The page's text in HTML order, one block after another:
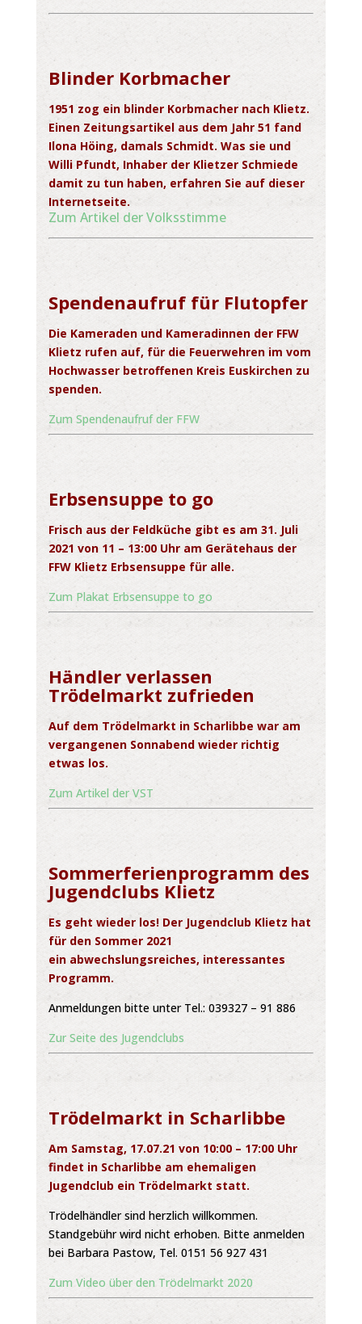
Blinder Korbmacher
1951 zog ein blinder Korbmacher nach Klietz.
Einen Zeitungsartikel aus dem Jahr 51 fand
Ilona Höing, damals Schmidt. Was sie und
Willi Pfundt, Inhaber der Klietzer Schmiede
damit zu tun haben, erfahren Sie auf dieser
Internetseite.
Zum Artikel der Volksstimme
Spendenaufruf für Flutopfer
Die Kameraden und Kameradinnen der FFW
Klietz rufen auf, für die Feuerwehren im vom
Hochwasser betroffenen Kreis Euskirchen zu
spenden.
Zum Spendenaufruf der FFW
Erbsensuppe to go
Frisch aus der Feldküche gibt es am 31. Juli
2021 von 11 – 13:00 Uhr am Gerätehaus der
FFW Klietz Erbsensuppe für alle.
Zum Plakat Erbsensuppe to go
Händler verlassen
Trödelmarkt zufrieden
Auf dem Trödelmarkt in Scharlibbe war am
vergangenen Sonnabend wieder richtig
etwas los.
Zum Artikel der VST
Sommerferienprogramm des
Jugendclubs Klietz
Es geht wieder los! Der Jugendclub Klietz hat
für den Sommer 2021
ein abwechslungsreiches, interessantes
Programm.
Anmeldungen bitte unter Tel.: 039327 – 91 886
Zur Seite des Jugendclubs
Trödelmarkt in Scharlibbe
Am Samstag, 17.07.21 von 10:00 – 17:00 Uhr
findet in Scharlibbe am ehemaligen
Jugendclub ein Trödelmarkt statt.
Trödelhändler sind herzlich willkommen.
Standgebühr wird nicht erhoben. Bitte anmelden
bei Barbara Pastow, Tel. 0151 56 927 431
Zum Video über den Trödelmarkt 2020